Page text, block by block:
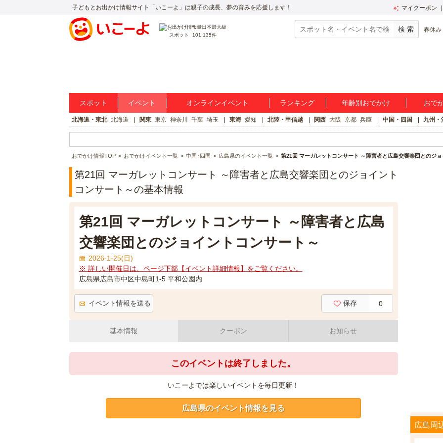
子どもとお出かけ情報サイト「いこーよ」は親子の成長、夢の育みを応援します！ マイクーポン
スポット 101,135件
春休み
スポット イベント オンラインイベント ランキング 年齢別おでかけ おで
北海道・東北 北海道 関東 東京 神奈川 千葉 埼玉 東海 愛知 北陸・甲信越 関西 大阪 京都 兵庫 中国・四国 九州・
おでかけ情報TOP おでかけイベント一覧 中国･四国 広島県のイベント一覧 第21回 マーガレットコンサート ～障害者と広島交響楽団とのジ
第21回 マーガレットコンサート ～障害者と広島交響楽団とのジョイント
コンサート～の基本情報
第21回 マーガレットコンサート ～障害者と広島
交響楽団とのジョイントコンサート～
2026-1-25(日)
※ 詳しい開催日は、ページ下部【イベント詳細情報】をご覧ください。
広島県広島市中区中島町1-5 平和公園内
イベント情報を送る 保存 0
基本情報 クーポン お知らせ
このイベントは終了しました。
いこーよでは楽しいイベントを毎日更新！
広島県のイベント情報を見る
広島周